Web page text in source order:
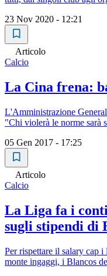
23 Nov 2020 - 12:21
Articolo
Calcio
La Cina frena:
L'Amministrazione
"Chi violerà le norme sarà
05 Gen 2017 - 17:25
Articolo
Calcio
La Liga fa i
sugli stipendi di
Per rispettare il salary cap
monte ingaggi, i Blancos